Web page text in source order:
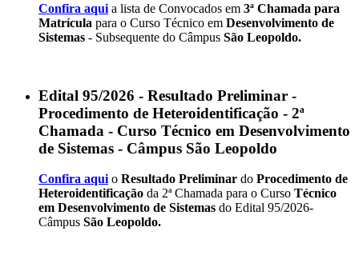
Confira aqui a lista de Convocados em 3ª Chamada para
Matrícula para o Curso Técnico em Desenvolvimento de
Sistemas - Subsequente do Câmpus São Leopoldo.
Edital 95/2026 - Resultado Preliminar -
Procedimento de Heteroidentificação - 2ª
Chamada - Curso Técnico em Desenvolvimento
de Sistemas - Câmpus São Leopoldo
Confira aqui o Resultado Preliminar do Procedimento de
Heteroidentificação da 2ª Chamada para o Curso Técnico
em Desenvolvimento de Sistemas do Edital 95/2026-
Câmpus São Leopoldo.